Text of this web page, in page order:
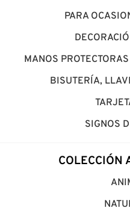
PARA
MANOS
BISUTERÍA,
SIGNOS
COLECCIÓN